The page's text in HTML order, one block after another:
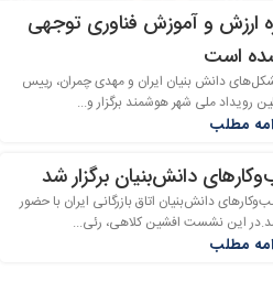
ارزش و آموزش فناوری توجهی
است
دانش بنیان ایران و مهدی چمران، رییس
رویداد ملی شهر هوشمند برگزار و...
مطلب
دانش‌بنیان برگزار شد
دانش‌بنیان اتاق بازرگانی ایران با حضور
این نشست افشین کلاهی، رئی...
مطلب